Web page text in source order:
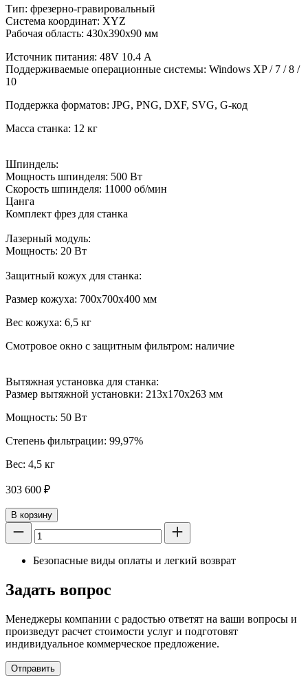
Тип: фрезерно-гравировальный
Система координат: XYZ
Рабочая область: 430х390х90 мм
Источник питания: 48V 10.4 А
Поддерживаемые операционные системы: Windows XP / 7 / 8 /
10
Поддержка форматов: JPG, PNG, DXF, SVG, G-код
Масса станка: 12 кг
Шпиндель:
Мощность шпинделя: 500 Вт
Скорость шпинделя: 11000 об/мин
Цанга
Комплект фрез для станка
Лазерный модуль:
Мощность: 20 Вт
Защитный кожух для станка:
Размер кожуха: 700х700х400 мм
Вес кожуха: 6,5 кг
Смотровое окно с защитным фильтром: наличие
Вытяжная установка для станка:
Размер вытяжной установки: 213х170х263 мм
Мощность: 50 Вт
Степень фильтрации: 99,97%
Вес: 4,5 кг
303 600 ₽
В корзину
Безопасные виды оплаты и легкий возврат
Задать вопрос
Менеджеры компании с радостью ответят на ваши вопросы и
произведут расчет стоимости услуг и подготовят
индивидуальное коммерческое предложение.
Отправить